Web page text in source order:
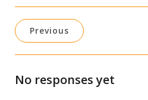
Previous
No responses yet